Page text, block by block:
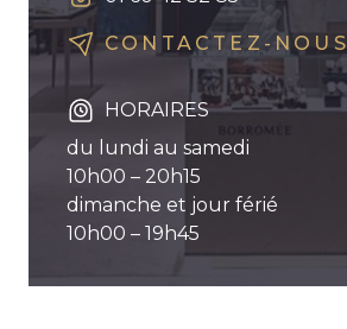
CONTACTEZ-NOUS
HORAIRES
du lundi au samedi
10h00 – 20h15
dimanche et jour férié
10h00 – 19h45